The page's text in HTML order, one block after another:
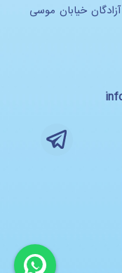
خیابان موسی